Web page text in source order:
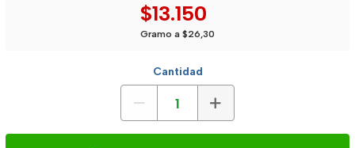
$13.150
Gramo a $26,30
Cantidad